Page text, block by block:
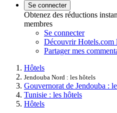
Se connecter
Obtenez des réductions
membres
Se connecter
Découvrir Hotels.com
Partager mes
Hôtels
Jendouba Nord : les hôtels
Gouvernorat de Jendouba :
Tunisie : les hôtels
Hôtels